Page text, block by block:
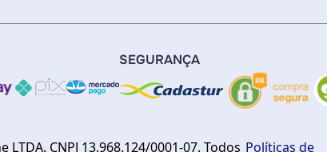
SEGURANÇA
CNPJ 13.968.124/0001-07. Todos Políticas de